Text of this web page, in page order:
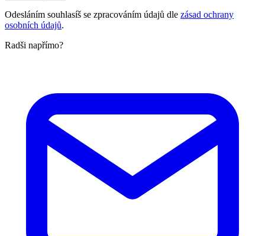
Odesláním souhlasíš se zpracováním údajů dle zásad ochrany
osobních údajů.
Radši napřímo?